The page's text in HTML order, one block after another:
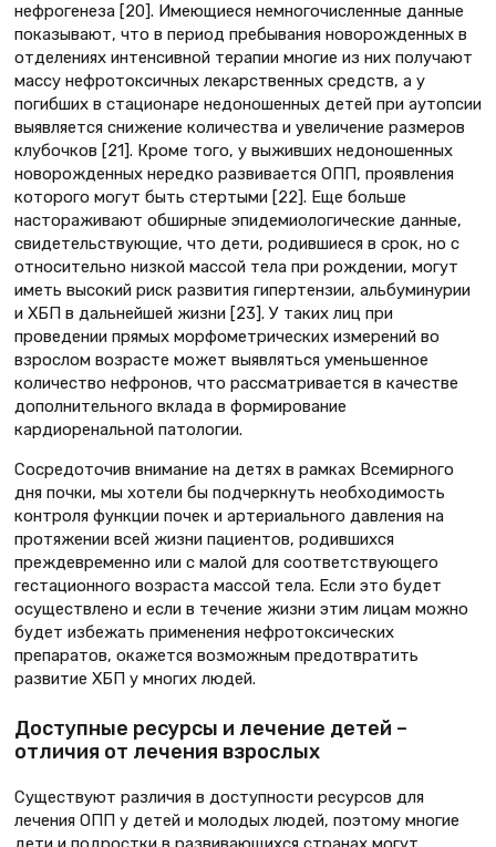
нефрогенеза [20]. Имеющиеся немногочисленные данные
показывают, что в период пребывания новорожденных в
отделениях интенсивной терапии многие из них получают
массу нефротоксичных лекарственных средств, а у
погибших в стационаре недоношенных детей при аутопсии
выявляется снижение количества и увеличение размеров
клубочков [21]. Кроме того, у выживших недоношенных
новорожденных нередко развивается ОПП, проявления
которого могут быть стертыми [22]. Еще больше
настораживают обширные эпидемиологические данные,
свидетельствующие, что дети, родившиеся в срок, но с
относительно низкой массой тела при рождении, могут
иметь высокий риск развития гипертензии, альбуминурии
и ХБП в дальнейшей жизни [23]. У таких лиц при
проведении прямых морфометрических измерений во
взрослом возрасте может выявляться уменьшенное
количество нефронов, что рассматривается в качестве
дополнительного вклада в формирование
кардиоренальной патологии.
Сосредоточив внимание на детях в рамках Всемирного
дня почки, мы хотели бы подчеркнуть необходимость
контроля функции почек и артериального давления на
протяжении всей жизни пациентов, родившихся
преждевременно или с малой для соответствующего
гестационного возраста массой тела. Если это будет
осуществлено и если в течение жизни этим лицам можно
будет избежать применения нефротоксических
препаратов, окажется возможным предотвратить
развитие ХБП у многих людей.
Доступные ресурсы и лечение детей –
отличия от лечения взрослых
Существуют различия в доступности ресурсов для
лечения ОПП у детей и молодых людей, поэтому многие